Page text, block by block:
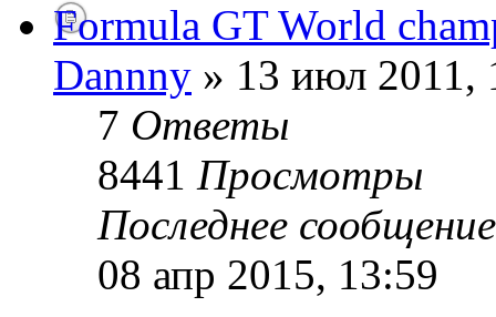
Formula GT World
Dannny » 13 июл 2011,
7 Ответы
8441 Просмотры
Последнее
08 апр 2015, 13:59